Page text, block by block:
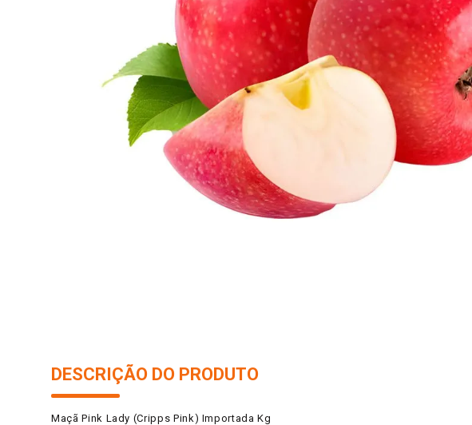
DESCRIÇÃO DO PRODUTO
Maçã Pink Lady (Cripps Pink) Importada Kg